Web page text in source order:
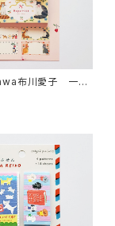
布川愛子 一筆
付箋セット Jardi